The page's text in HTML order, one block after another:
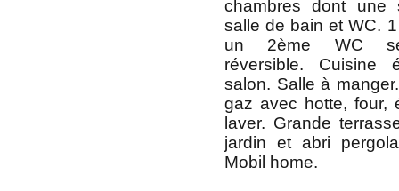
chambres dont une
salle de bain et WC.
un 2ème WC
réversible. Cuisine
salon. Salle à
gaz avec hotte, four,
laver. Grande
jardin et abri
Mobil home.